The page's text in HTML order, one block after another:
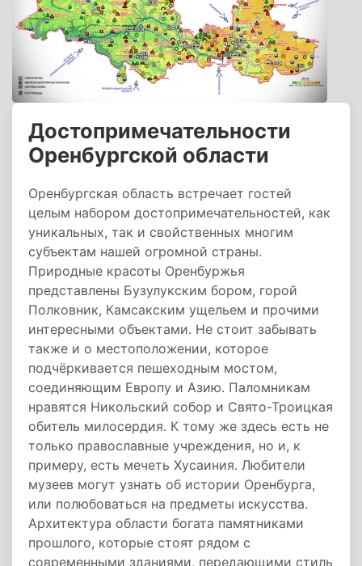
Достопримечательности
Оренбургской области
Оренбургская область встречает гостей
целым набором достопримечательностей, как
уникальных, так и свойственных многим
субъектам нашей огромной страны.
Природные красоты Оренбуржья
представлены Бузулукским бором, горой
Полковник, Камсакским ущельем и прочими
интересными объектами. Не стоит забывать
также и о местоположении, которое
подчёркивается пешеходным мостом,
соединяющим Европу и Азию. Паломникам
нравятся Никольский собор и Свято-Троицкая
обитель милосердия. К тому же здесь есть не
только православные учреждения, но и, к
примеру, есть мечеть Хусаиния. Любители
музеев могут узнать об истории Оренбурга,
или полюбоваться на предметы искусства.
Архитектура области богата памятниками
прошлого, которые стоят рядом с
современными зданиями, передающими стиль